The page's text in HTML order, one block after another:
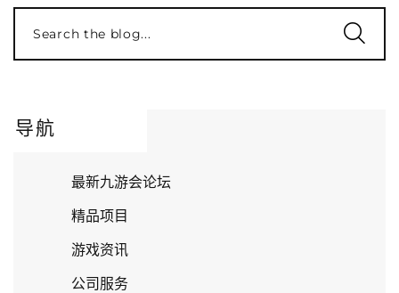
Search the blog...
导航
最新九游会论坛
精品项目
游戏资讯
公司服务